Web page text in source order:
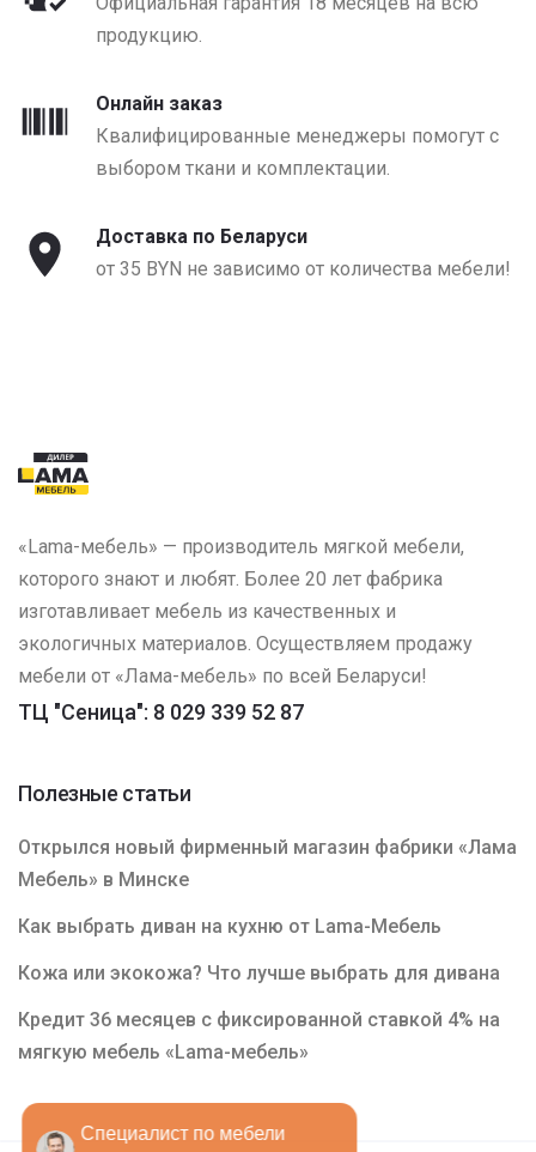
Специалист по мебели
продукцию.
Онлайн заказ
Квалифицированные менеджеры помогут с
выбором ткани и комплектации.
Доставка по Беларуси
от 35 BYN не зависимо от количества мебели!
«Lama-мебель» — производитель мягкой мебели,
которого знают и любят. Более 20 лет фабрика
изготавливает мебель из качественных и
экологичных материалов. Осуществляем продажу
мебели от «Лама-мебель» по всей Беларуси!
ТЦ "Сеница": 8 029 339 52 87
Полезные статьи
Открылся новый фирменный магазин фабрики «Лама
Мебель» в Минске
Как выбрать диван на кухню от Lama-Мебель
Кожа или экокожа? Что лучше выбрать для дивана
Кредит 36 месяцев с фиксированной ставкой 4% на
мягкую мебель «Lama-мебель»